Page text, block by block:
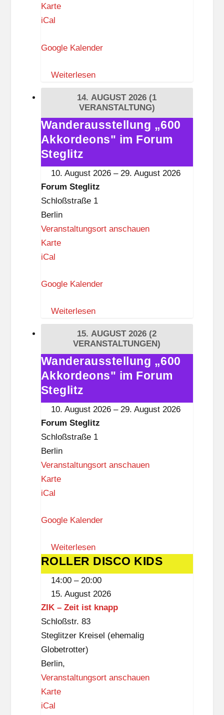
r
l
u
n
KarteF
u
S
t
g
i
t
z
iCal
Google Kalender
Weiterlesen
14. AUGUST 2026 (1
VERANSTALTUNG)
Wanderausstellung
„600
Akkordeons"
im
Wanderausstellung „600
Akkordeons" im Forum
Steglitz
10. August 2026 – 29. August 2026
Forum Steglitz
Schloßstraße 1
Berlin
Veranstaltungsort anschauen
KarteF
u
S
t
g
i
t
z
iCal
Google Kalender
Weiterlesen
15. AUGUST 2026 (2
VERANSTALTUNGEN)
Wanderausstellung
„600
Akkordeons"
im
Wanderausstellung „600
Akkordeons" im Forum
Steglitz
10. August 2026 – 29. August 2026
Forum Steglitz
Schloßstraße 1
Berlin
Veranstaltungsort anschauen
KarteF
u
S
t
e
i
t
z
iCal
Google Kalender
Weiterlesen
ROLLER
DISCO
KIDS
ROLLER DISCO KIDS
14:00 – 20:00
15. August 2026
ZIK – Zeit ist knapp
Schloßstr. 83
Steglitzer Kreisel (ehemalig
Globetrotter)
Berlin,
Veranstaltungsort anschauen
KarteZ
iCal